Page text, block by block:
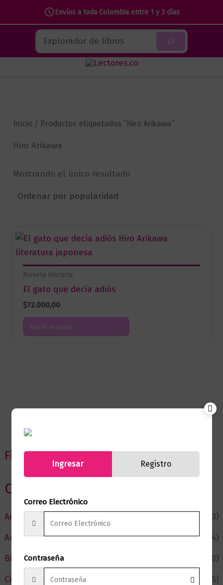
Envíos a toda Colombia entre 1 y 3 días
contenido
Buscar
Filtrar por precio
Categorias
Actualidad
(53)
Autor del Mes
(4)
Bienestar
(230)
Ciencia y Conocimiento
(75)
Inicio / Productos etiquetados “Hiro Arikawa”
Hiro Arikawa
Mostrando el único resultado
Novela literaria
El gato que decía adiós
$72.000,00
Añadir al carrito
Ingresar Registro
Correo Electrónico
Contraseña